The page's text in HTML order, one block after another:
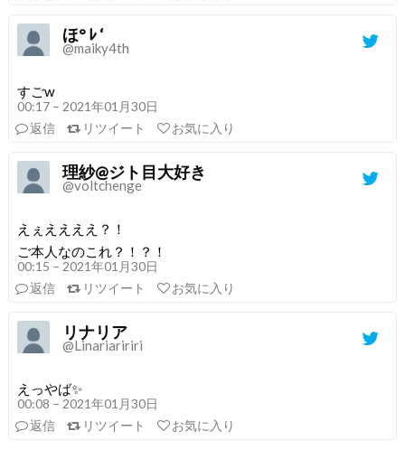
ほ° ﾚ ‘
@maiky4th
すごw
00:17 – 2021年01月30日
返信
リツイート お気に入り
理紗@ジト目大好き
@voltchenge
えぇええええ？！
ご本人なのこれ？！？！
00:15 – 2021年01月30日
返信
リツイート お気に入り
リナリア
@Linariaririri
えっやば✨
00:08 – 2021年01月30日
返信
リツイート お気に入り